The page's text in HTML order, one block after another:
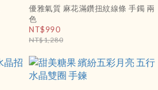
優雅氣質 麻花滿鑽扭紋線條 手鐲 兩
色
NT$990
NT$1,280